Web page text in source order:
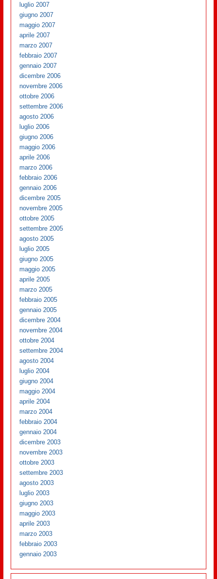
luglio 2007
giugno 2007
maggio 2007
aprile 2007
marzo 2007
febbraio 2007
gennaio 2007
dicembre 2006
novembre 2006
ottobre 2006
settembre 2006
agosto 2006
luglio 2006
giugno 2006
maggio 2006
aprile 2006
marzo 2006
febbraio 2006
gennaio 2006
dicembre 2005
novembre 2005
ottobre 2005
settembre 2005
agosto 2005
luglio 2005
giugno 2005
maggio 2005
aprile 2005
marzo 2005
febbraio 2005
gennaio 2005
dicembre 2004
novembre 2004
ottobre 2004
settembre 2004
agosto 2004
luglio 2004
giugno 2004
maggio 2004
aprile 2004
marzo 2004
febbraio 2004
gennaio 2004
dicembre 2003
novembre 2003
ottobre 2003
settembre 2003
agosto 2003
luglio 2003
giugno 2003
maggio 2003
aprile 2003
marzo 2003
febbraio 2003
gennaio 2003